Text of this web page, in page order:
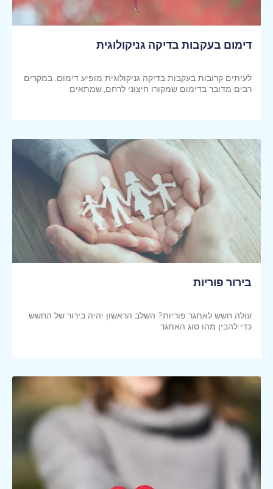
דימום בעקבות בדיקה גניקולוגית
לעיתים קרובות בעקבות בדיקה גניקולוגית מופיע דימום. במקרים
רבים מדובר בדימום שמקורו חיצוני לרחם, שמתאים
בירור פוריות
עולה חשש לאתגר פוריות? השלב הראשון יהיה בירור של החשש
כדי להבין מהו סוג האתגר